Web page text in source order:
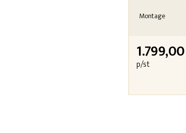
Montage
1.799,00
p/st